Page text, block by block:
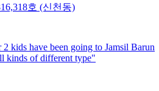
호 (신천동)
kids have been going to Jamsil Barun
kinds of different type"